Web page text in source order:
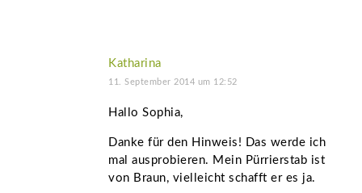
Katharina
11. September 2014 um 12:52
Hallo Sophia,
Danke für den Hinweis! Das werde ich
mal ausprobieren. Mein Pürrierstab ist
von Braun, vielleicht schafft er es ja.